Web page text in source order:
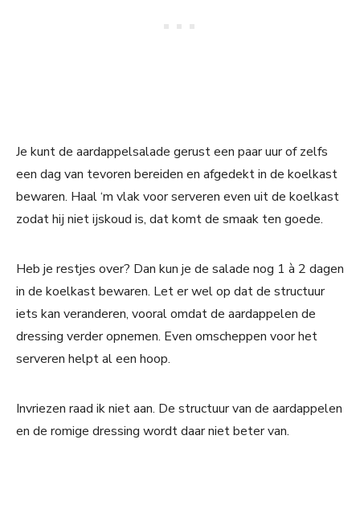
Je kunt de aardappelsalade gerust een paar uur of zelfs
een dag van tevoren bereiden en afgedekt in de koelkast
bewaren. Haal ‘m vlak voor serveren even uit de koelkast
zodat hij niet ijskoud is, dat komt de smaak ten goede.
Heb je restjes over? Dan kun je de salade nog 1 à 2 dagen
in de koelkast bewaren. Let er wel op dat de structuur
iets kan veranderen, vooral omdat de aardappelen de
dressing verder opnemen. Even omscheppen voor het
serveren helpt al een hoop.
Invriezen raad ik niet aan. De structuur van de aardappelen
en de romige dressing wordt daar niet beter van.